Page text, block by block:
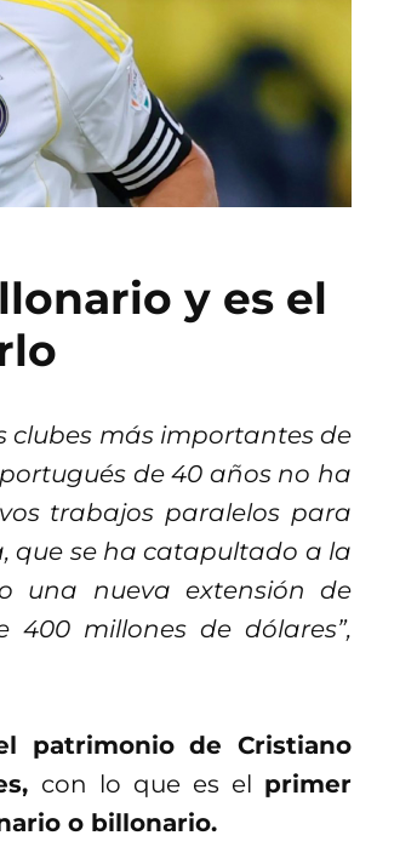
y es el
clubes más importantes de
de 40 años no ha
trabajos paralelos para
que se ha catapultado a la
una nueva extensión de
millones de dólares”,
patrimonio de Cristiano
con lo que es el primer
o billonario.